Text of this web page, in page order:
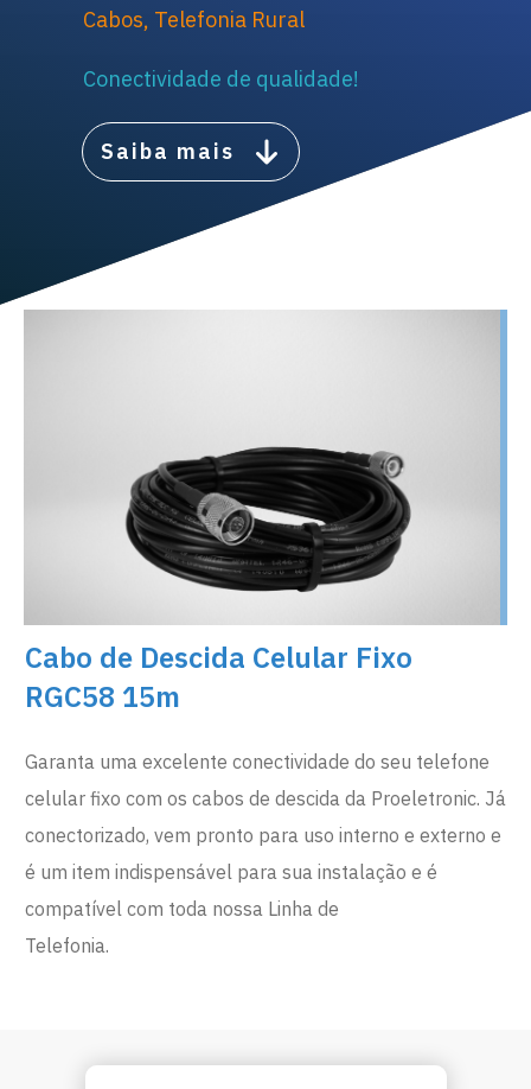
Cabos, Telefonia Rural
Conectividade de qualidade!
Saiba mais
Cabo de Descida Celular Fixo
RGC58 15m
Garanta uma excelente conectividade do seu telefone
celular fixo com os cabos de descida da Proeletronic. Já
conectorizado, vem pronto para uso interno e externo e
é um item indispensável para sua instalação e é
compatível com toda nossa Linha de
Telefonia.